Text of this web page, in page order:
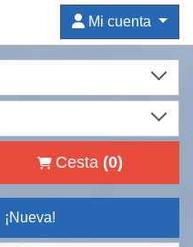
Mi cuenta
Cesta (0)
¡Nueva!